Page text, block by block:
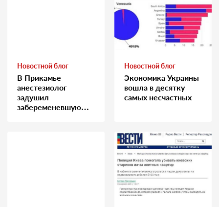
Новостной блог
В Прикамье
анестезиолог
задушил
забеременевшую
Новостной блог
Экономика Украины
вошла в десятку
самых несчастных